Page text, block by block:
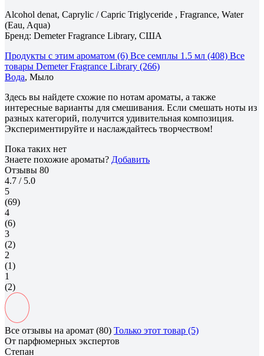
Alcohol denat, Caprylic / Capric Triglyceride , Fragrance, Water
(Eau, Aqua)
Бренд: Demeter Fragrance Library, США
Продукты с этим ароматом (6) Все семплы 1.5 мл (408) Все
товары Demeter Fragrance Library (266)
Вода, Мыло
Здесь вы найдете схожие по нотам ароматы, а также
интересные варианты для смешивания. Если смешать ноты из
разных категорий, получится удивительная композиция.
Экспериментируйте и наслаждайтесь творчеством!
Пока таких нет
Знаете похожие ароматы? Добавить
Отзывы 80
4.7 / 5.0
5
(69)
4
(6)
3
(2)
2
(1)
1
(2)
Все отзывы на аромат (80) Только этот товар (5)
От парфюмерных экспертов
Степан